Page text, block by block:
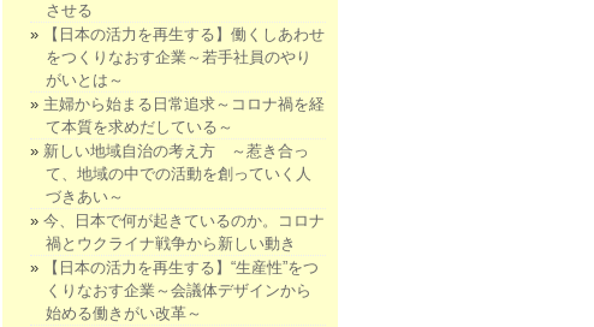
させる
【日本の活力を再生する】働くしあわせ
をつくりなおす企業～若手社員のやり
がいとは～
主婦から始まる日常追求～コロナ禍を経
て本質を求めだしている～
新しい地域自治の考え方 ～惹き合っ
て、地域の中での活動を創っていく人
づきあい～
今、日本で何が起きているのか。コロナ
禍とウクライナ戦争から新しい動き
【日本の活力を再生する】“生産性”をつ
くりなおす企業～会議体デザインから
始める働きがい改革～